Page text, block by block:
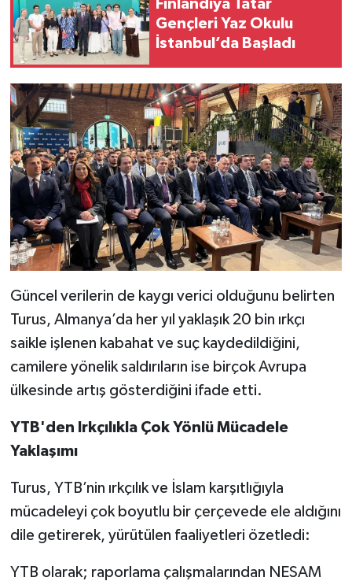
Finlandiya Tatar
Gençleri Yaz Okulu
İstanbul’da Başladı
Güncel verilerin de kaygı verici olduğunu belirten
Turus, Almanya’da her yıl yaklaşık 20 bin ırkçı
saikle işlenen kabahat ve suç kaydedildiğini,
camilere yönelik saldırıların ise birçok Avrupa
ülkesinde artış gösterdiğini ifade etti.
YTB'den Irkçılıkla Çok Yönlü Mücadele
Yaklaşımı
Turus, YTB’nin ırkçılık ve İslam karşıtlığıyla
mücadeleyi çok boyutlu bir çerçevede ele aldığını
dile getirerek, yürütülen faaliyetleri özetledi:
YTB olarak; raporlama çalışmalarından NESAM